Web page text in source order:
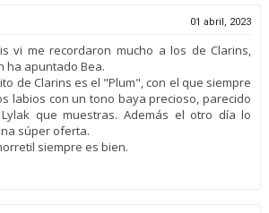
01 abril, 2023
vi me recordaron mucho a los de Clarins,
ha apuntado Bea.
de Clarins es el "Plum", con el que siempre
labios con un tono baya precioso, parecido
que muestras. Además el otro día lo
súper oferta.
siempre es bien.